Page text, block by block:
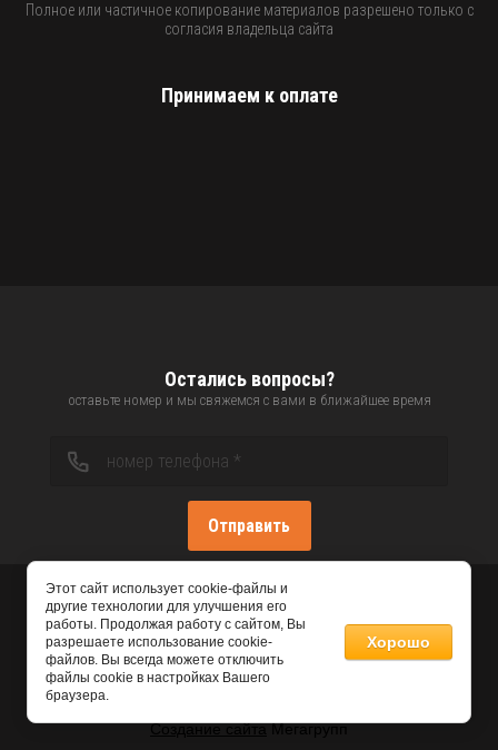
Полное или частичное копирование материалов разрешено только с
согласия владельца сайта
Принимаем к оплате
Остались вопросы?
оставьте номер и мы свяжемся с вами в ближайшее время
Отправить
Создание сайтаМегагрупп
Этот сайт использует cookie-файлы и
другие технологии для улучшения его
работы. Продолжая работу с сайтом, Вы
разрешаете использование cookie-
файлов. Вы всегда можете отключить
файлы cookie в настройках Вашего
браузера.
Хорошо